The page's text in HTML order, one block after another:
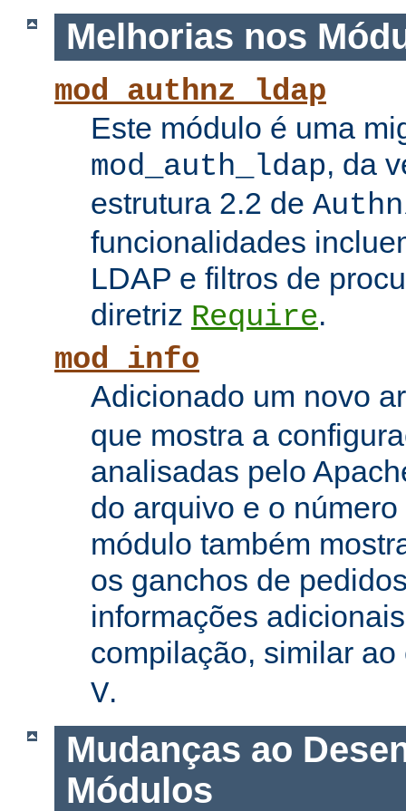
Melhorias nos
mod_authnz_ldap
Este módulo é uma
mod_auth_ldap, da
estrutura 2.2 de
funcionalidades
LDAP e filtros de
diretriz Require.
mod_info
Adicionado um novo
que mostra a
analisadas pelo
do arquivo e o
módulo também
os ganchos de
informações
compilação, similar
V.
Mudanças ao
Módulos